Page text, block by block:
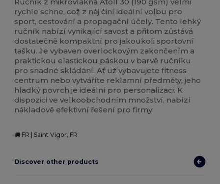
rychle schne, což z něj činí ideální volbu pro
sport, cestování a propagační účely. Tento lehký
ručník nabízí vynikající savost a přitom zůstává
dostatečně kompaktní pro jakoukoli sportovní
tašku. Je vybaven overlockovým zakončením a
praktickou elastickou páskou v barvě ručníku
pro snadné skládání. Ať už vybavujete fitness
centrum nebo vytváříte reklamní předměty, jeho
hladký povrch je ideální pro personalizaci. K
dispozici ve velkoobchodním množství, nabízí
nákladově efektivní řešení pro firmy.
FR | Saint Vigor, FR
Discover other products